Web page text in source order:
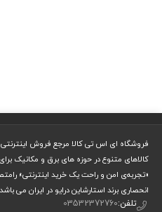
فروشگاه ای اس تی کالا مرجع فروش
کالاهای متنوع در حوزه های برق و مکانیک برای
«تجربه‌ی امن و راحت یک خرید اینترنتی»
انحصاری برند استارشاین درایو در ایران می باشد
تلفن:03532372760